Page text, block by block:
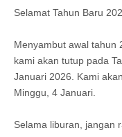
Selamat Tahun Baru
Menyambut awal tahun
kami akan tutup pada
Januari 2026. Kami
Minggu, 4 Januari.
Selama liburan, jangan